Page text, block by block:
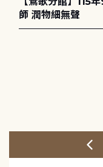
師 潤物細無聲